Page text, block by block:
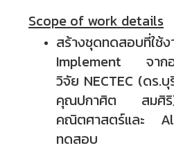
Scope of work details
สร้างชุดทดสอบที่
Implement จาก
วิจัย NECTEC (ดร.
คุณปกาศิต สมศิริ
คณิตศาสตร์และ
ทดสอบ